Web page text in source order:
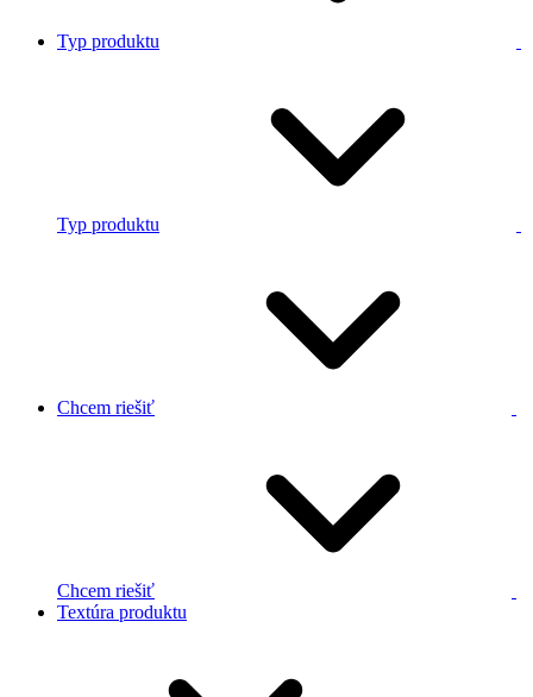
Typ produktu
Typ produktu
Chcem riešiť
Chcem riešiť
Textúra produktu